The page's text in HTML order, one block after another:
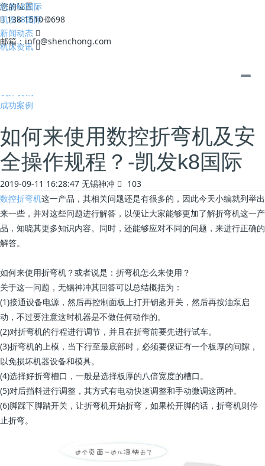
凯发k8国际
138-1510-0698
邮箱：info@shenchong.com
您的位置：
凯发k8国际
新闻动态
机床资讯
成功案例
如何来使用数控折弯机及安
全操作规程？-凯发k8国际
2019-09-11 16:28:47 无锡神冲
103
数控折弯机这一产品，其相关问题还是有很多的，因此今天小编就列举出
来一些，并对这些问题进行解答，以便让大家能够更加了解折弯机这一产
品，知晓其更多知识内容。同时，还能够应对不同的问题，来进行正确的
解答。
如何来使用折弯机？或者说是：折弯机怎么来使用？
关于这一问题，无锡神冲其回答可以总结概括为：
(1)接通设备电源，然后再控制面板上打开钥匙开关，然后再按油泵启
动，不过要注意这时机器是不做任何动作的。
(2)对折弯机的行程进行调节，并且在折弯前要先进行试车。
(3)折弯机的上模，当下行至最底部时，必须要保证有一个板厚的间隙，
以免损坏机器设备和模具。
(4)选择好折弯槽口，一般是选择板厚的八倍宽度的槽口。
(5)对后挡料进行调整，其方式有电动快速调整和手动微调这两种。
(6)脚踩下脚踏开关，让折弯机开始折弯，如果松开脚的话，折弯机则停
止折弯。